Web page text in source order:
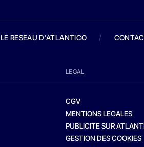
LE RESEAU D'ATLANTICO /
LEGAL
CGV
MENTIONS LEGALES
PUBLICITE SUR
GESTION DES COOKIES